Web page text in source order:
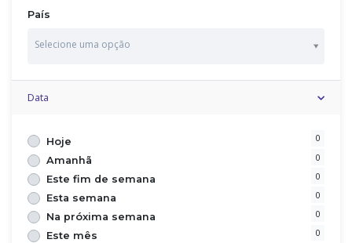
País
Selecione uma opção
s
Data
Hoje
0
Amanhã
0
Este fim de semana
0
Esta semana
0
Na próxima semana
0
Este mês
0